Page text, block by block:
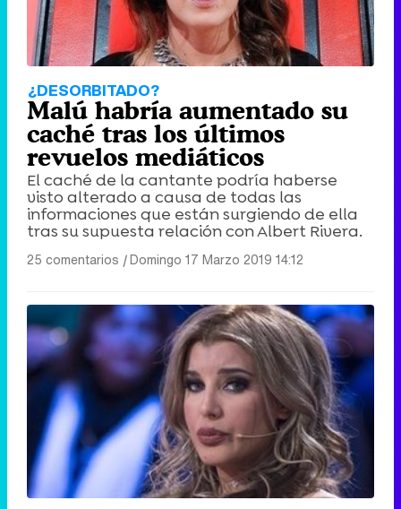
¿DESORBITADO?
Malú habría aumentado su
caché tras los últimos
revuelos mediáticos
El caché de la cantante podría haberse
visto alterado a causa de todas las
informaciones que están surgiendo de ella
tras su supuesta relación con Albert Rivera.
25 comentarios |Domingo 17 Marzo 2019 14:12